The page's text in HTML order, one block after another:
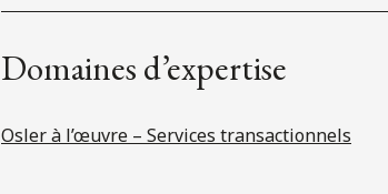
Domaines d’expertise
Osler à l’œuvre – Services transactionnels